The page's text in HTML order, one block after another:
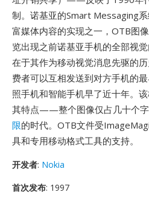
制。诺基亚的Smart Messaging
富媒体内容的实现之一，OTB图
览出现之前诺基亚手机的全部视
在于其作为移动视觉消息先驱的
费者可以互相发送到对方手机的
照手机和智能手机早了近十年。
其特点——整个图像仅占几十个
限的时代。OTB文件受
具和专用移动格式工具的支持。
开发者: Nokia
首次发布: 1997